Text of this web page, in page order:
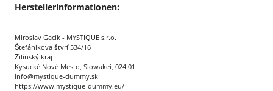
Herstellerinformationen:
Miroslav Gacík - MYSTIQUE s.r.o.
Štefánikova štvrť 534/16
Žilinský kraj
Kysucké Nové Mesto, Slowakei, 024 01
info@mystique-dummy.sk
https://www.mystique-dummy.eu/